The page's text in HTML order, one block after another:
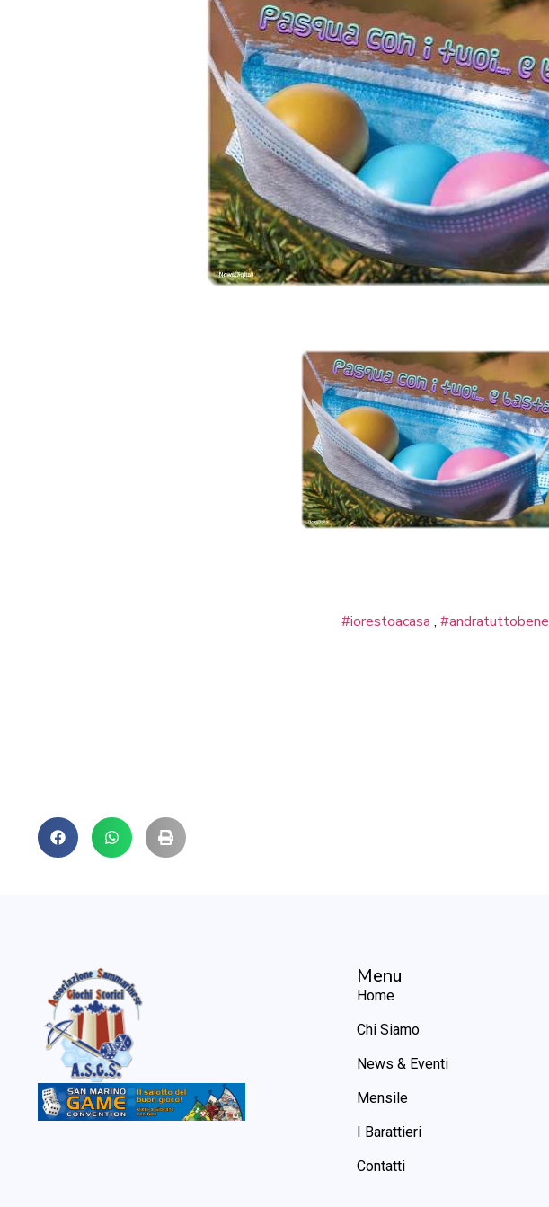
#iorestoacasa ,#andratuttobene
Menu
Home
Chi Siamo
News & Eventi
Mensile
I Barattieri
Contatti